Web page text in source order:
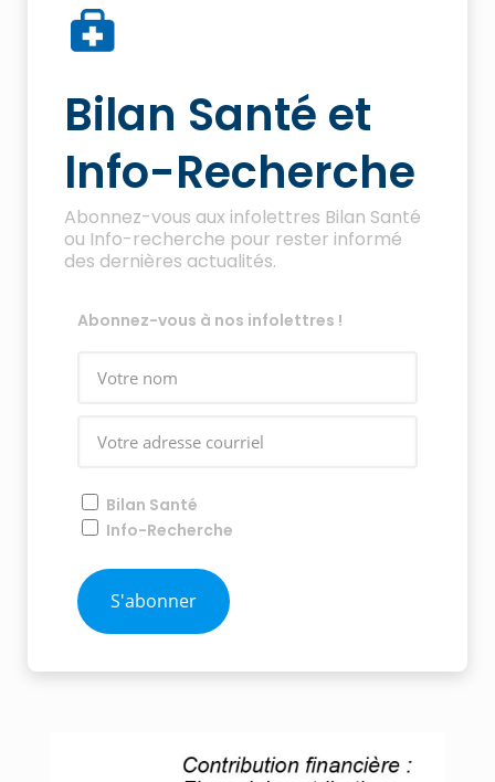
Bilan Santé et
Info-Recherche
Abonnez-vous aux infolettres Bilan Santé
ou Info-recherche pour rester informé
des dernières actualités.
Abonnez-vous à nos infolettres !
Bilan Santé
Info-Recherche